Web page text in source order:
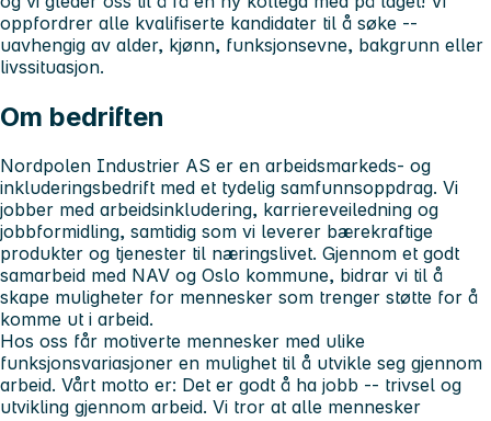
oppfordrer alle kvalifiserte kandidater til å søke --
uavhengig av alder, kjønn, funksjonsevne, bakgrunn eller
livssituasjon.
Om bedriften
Nordpolen Industrier AS er en arbeidsmarkeds- og
inkluderingsbedrift med et tydelig samfunnsoppdrag. Vi
jobber med arbeidsinkludering, karriereveiledning og
jobbformidling, samtidig som vi leverer bærekraftige
produkter og tjenester til næringslivet. Gjennom et godt
samarbeid med NAV og Oslo kommune, bidrar vi til å
skape muligheter for mennesker som trenger støtte for å
komme ut i arbeid.
Hos oss får motiverte mennesker med ulike
funksjonsvariasjoner en mulighet til å utvikle seg gjennom
arbeid. Vårt motto er: Det er godt å ha jobb -- trivsel og
utvikling gjennom arbeid. Vi tror at alle mennesker